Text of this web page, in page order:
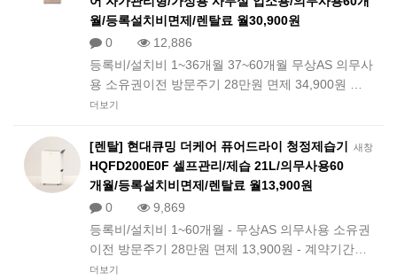
월/등록설치비면제/렌탈료 월30,900원
0
12,886
등록비/설치비 1~36개월 37~60개월 무상AS 의무사
용 소유권이전 방문주기 28만원 면제 34,900원 …
더보기
새창
[렌탈] 현대큐밍 더케어 퓨어드라이 청정제습기
HQFD200E0F 셀프관리/제습 21L/의무사용60
개월/등록설치비면제/렌탈료 월13,900원
0
9,869
등록비/설치비 1~60개월 - 무상AS 의무사용 소유권
이전 방문주기 28만원 면제 13,900원 - 계약기간…
더보기